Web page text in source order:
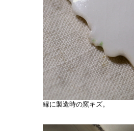
縁に製造時の窯キズ。